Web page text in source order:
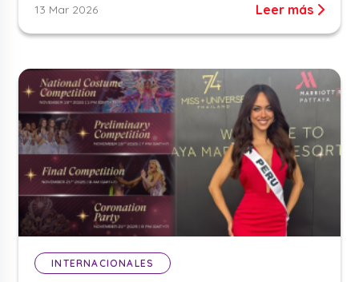
13 Mar 2026 Leer más
INTERNACIONALES